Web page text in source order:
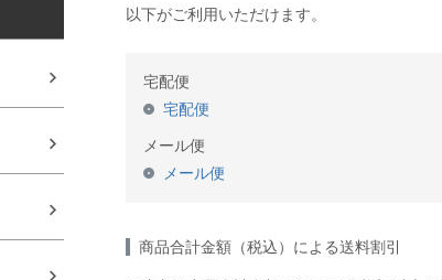
以下がご利用いただけます。
宅配便
宅配便
メール便
メール便
商品合計金額（税込）による送料割引